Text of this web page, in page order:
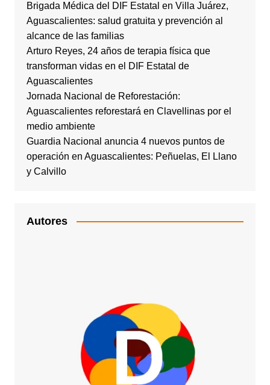
Brigada Médica del DIF Estatal en Villa Juárez,
Aguascalientes: salud gratuita y prevención al
alcance de las familias
Arturo Reyes, 24 años de terapia física que
transforman vidas en el DIF Estatal de
Aguascalientes
Jornada Nacional de Reforestación:
Aguascalientes reforestará en Clavellinas por el
medio ambiente
Guardia Nacional anuncia 4 nuevos puntos de
operación en Aguascalientes: Peñuelas, El Llano
y Calvillo
Autores